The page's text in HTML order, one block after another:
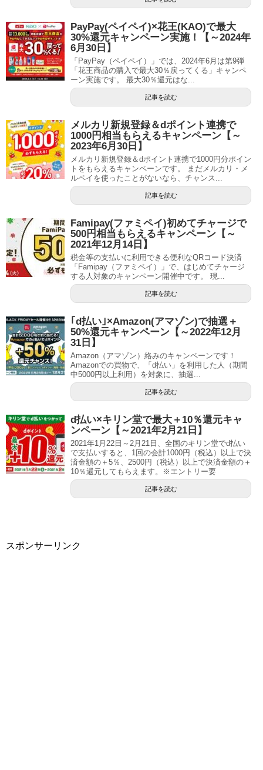
PayPay(ペイペイ)×花王(KAO)で最大
30%還元キャンペーン実施！【～2024年
6月30日】
「PayPay（ペイペイ）」では、2024年6月は第9弾
「花王商品の購入で最大30％戻ってくる」キャンペ
ーン実施です。 最大30％還元はな...
記事を読む
メルカリ新規登録＆dポイント連携で
1000円相当もらえるキャンペーン【～
2023年6月30日】
メルカリ新規登録＆dポイント連携で1000円分ポイン
トをもらえるキャンペーンです。 まだメルカリ・メ
ルペイを使ったことがないなら、チャンス...
記事を読む
Famipay(ファミペイ)初めてチャージで
500円相当もらえるキャンペーン【～
2021年12月14日】
税金等の支払いに利用できる便利なQRコード決済
「Famipay（ファミペイ）」で、はじめてチャージ
する人対象のキャンペーン開催中です。 現...
記事を読む
｢d払い｣×Amazon(アマゾン)で抽選＋
50%還元キャンペーン【～2022年12月
31日】
Amazon（アマゾン）絡みのキャンペーンです！
Amazonでの買物で、「d払い」を利用した人（期間
中5000円以上利用）を対象に、抽選...
記事を読む
d払い×キリン堂で最大＋10％還元キャ
ンペーン【～2021年2月21日】
2021年1月22日～2月21日、全国のキリン堂でd払い
で支払いすると、1回の会計1000円（税込）以上で決
済金額の＋5％、2500円（税込）以上で決済金額の＋
10％還元してもらえます。※エントリー要
記事を読む
スポンサーリンク